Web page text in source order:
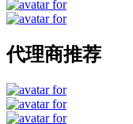
代理商推荐